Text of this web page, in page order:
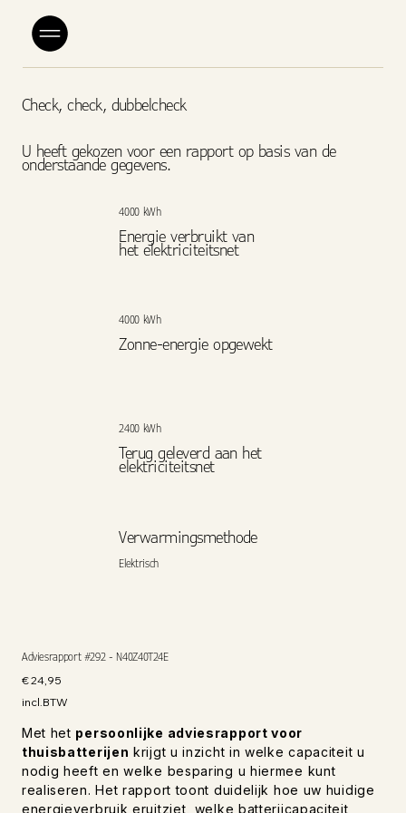
Check, check, dubbelcheck
U heeft gekozen voor een rapport op basis van de
onderstaande gegevens.
4000 kWh
Energie verbruikt van
het elektriciteitsnet
4000 kWh
Zonne-energie opgewekt
2400 kWh
Terug geleverd aan het
elektriciteitsnet
Elektrisch
Verwarmingsmethode
Adviesrapport #292 - N40Z40T24E
Prijs
€ 24,95
incl.BTW
Met het persoonlijke adviesrapport voor
thuisbatterijen krijgt u inzicht in welke capaciteit u
nodig heeft en welke besparing u hiermee kunt
realiseren. Het rapport toont duidelijk hoe uw huidige
energieverbruik eruitziet, welke batterijcapaciteit